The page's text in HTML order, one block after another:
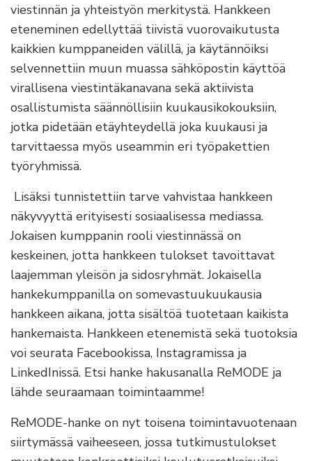
viestinnän ja yhteistyön merkitystä. Hankkeen
eteneminen edellyttää tiivistä vuorovaikutusta
kaikkien kumppaneiden välillä, ja käytännöiksi
selvennettiin muun muassa sähköpostin käyttöä
virallisena viestintäkanavana sekä aktiivista
osallistumista säännöllisiin kuukausikokouksiin,
jotka pidetään etäyhteydellä joka kuukausi ja
tarvittaessa myös useammin eri työpakettien
työryhmissä.
Lisäksi tunnistettiin tarve vahvistaa hankkeen
näkyvyyttä erityisesti sosiaalisessa mediassa.
Jokaisen kumppanin rooli viestinnässä on
keskeinen, jotta hankkeen tulokset tavoittavat
laajemman yleisön ja sidosryhmät. Jokaisella
hankekumppanilla on somevastuukuukausia
hankkeen aikana, jotta sisältöä tuotetaan kaikista
hankemaista. Hankkeen etenemistä sekä tuotoksia
voi seurata Facebookissa, Instagramissa ja
LinkedInissä. Etsi hanke hakusanalla ReMODE ja
lähde seuraamaan toimintaamme!
ReMODE-hanke on nyt toisena toimintavuotenaan
siirtymässä vaiheeseen, jossa tutkimustulokset